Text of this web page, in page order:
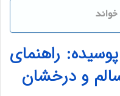
راهنمای
و درخشان